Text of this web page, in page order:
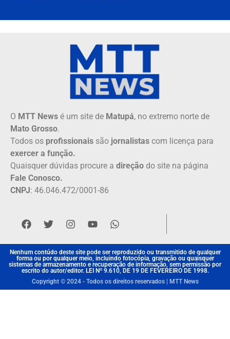
O MTT News é um site de Matupá, no extremo norte de
Mato Grosso.
Todos os profissionais são jornalistas com licença para
exercer a função.
Quaisquer dúvidas procure a direção do site na página
Fale Conosco.
CNPJ: 46.046.472/0001-86
Nenhum contúdo deste site pode ser reproduzido ou transmitido de qualquer
forma ou por qualquer meio, incluindo fotocópia, gravação ou quaisquer
sistemas de armazenamento e recuperação de informação, sem permissão por
escrito do autor/editor. LEI Nº 9.610, DE 19 DE FEVEREIRO DE 1998.
Copyright © 2024 - Todos os direitos reservados | MTT News